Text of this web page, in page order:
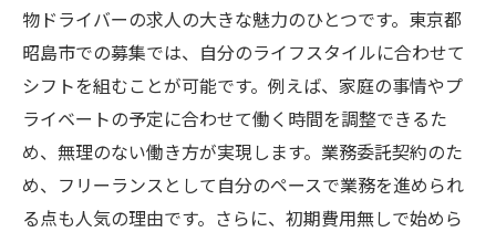
物ドライバーの求人の大きな魅力のひとつです。東京都
昭島市での募集では、自分のライフスタイルに合わせて
シフトを組むことが可能です。例えば、家庭の事情やプ
ライベートの予定に合わせて働く時間を調整できるた
め、無理のない働き方が実現します。業務委託契約のた
め、フリーランスとして自分のペースで業務を進められ
る点も人気の理由です。さらに、初期費用無しで始めら